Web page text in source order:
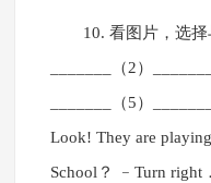
10. 看图片，选择
_______（2）
_______（5）
Look! They are
School？ ﹣Turn right